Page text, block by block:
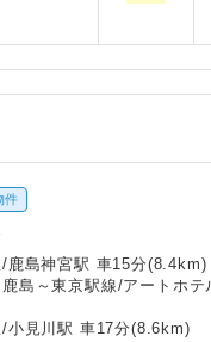
件
/鹿島神宮駅 車15分(8.4km)
島～東京駅線/アートホ
/小見川駅 車17分(8.6km)